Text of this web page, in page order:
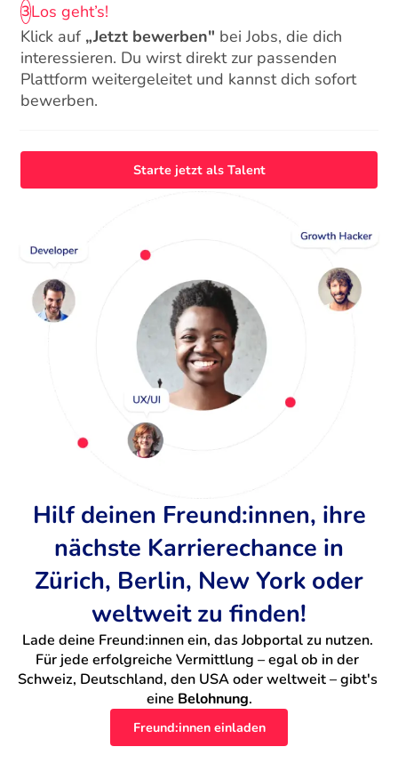
3Los geht’s!
Klick auf „Jetzt bewerben" bei Jobs, die dich
interessieren. Du wirst direkt zur passenden
Plattform weitergeleitet und kannst dich sofort
bewerben.
Starte jetzt als Talent
Hilf deinen Freund:innen, ihre
nächste Karrierechance in
Zürich, Berlin, New York oder
weltweit zu finden!
Lade deine Freund:innen ein, das Jobportal zu nutzen.
Für jede erfolgreiche Vermittlung – egal ob in der
Schweiz, Deutschland, den USA oder weltweit – gibt's
eine Belohnung.
Freund:innen einladen